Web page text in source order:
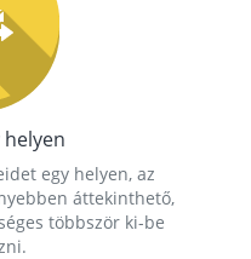
egy helyen, az
áttekinthető,
többször ki-be